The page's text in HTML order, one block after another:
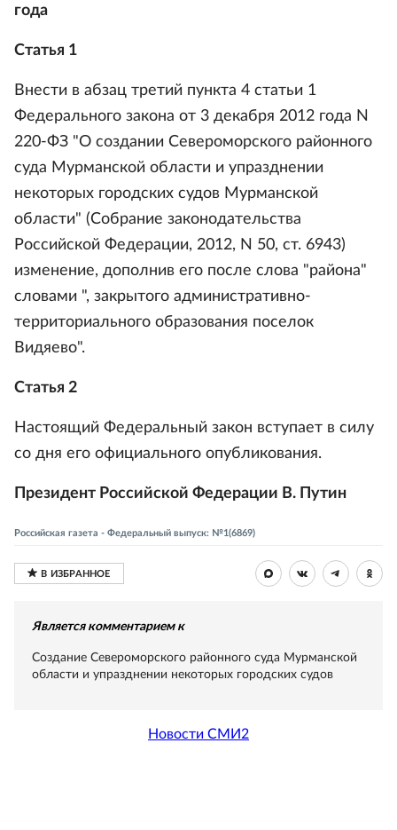
года
Статья 1
Внести в абзац третий пункта 4 статьи 1
Федерального закона от 3 декабря 2012 года N
220-ФЗ "О создании Североморского районного
суда Мурманской области и упразднении
некоторых городских судов Мурманской
области" (Собрание законодательства
Российской Федерации, 2012, N 50, ст. 6943)
изменение, дополнив его после слова "района"
словами ", закрытого административно-
территориального образования поселок
Видяево".
Статья 2
Настоящий Федеральный закон вступает в силу
со дня его официального опубликования.
Президент Российской Федерации В. Путин
Российская газета - Федеральный выпуск: №1(6869)
Является комментарием к
Создание Североморского районного суда Мурманской
области и упразднении некоторых городских судов
Новости СМИ2